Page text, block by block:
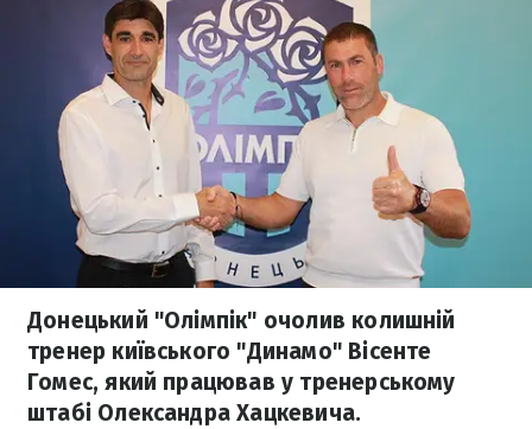
Донецький "Олімпік" очолив колишній
тренер київського "Динамо" Вісенте
Гомес, який працював у тренерському
штабі Олександра Хацкевича.